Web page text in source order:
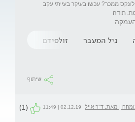
ממכר? עכשו בעיקר בעייתי עקב
תודה
גיל המעבר זולפידם
שיתוף
| מאת: ד"ר אייל
02.12.19 | 11:49
(1)